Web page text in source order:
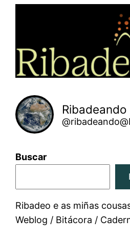
Ribadeando
Buscar
Ribadeo e as miñas
Weblog / Bitácora /